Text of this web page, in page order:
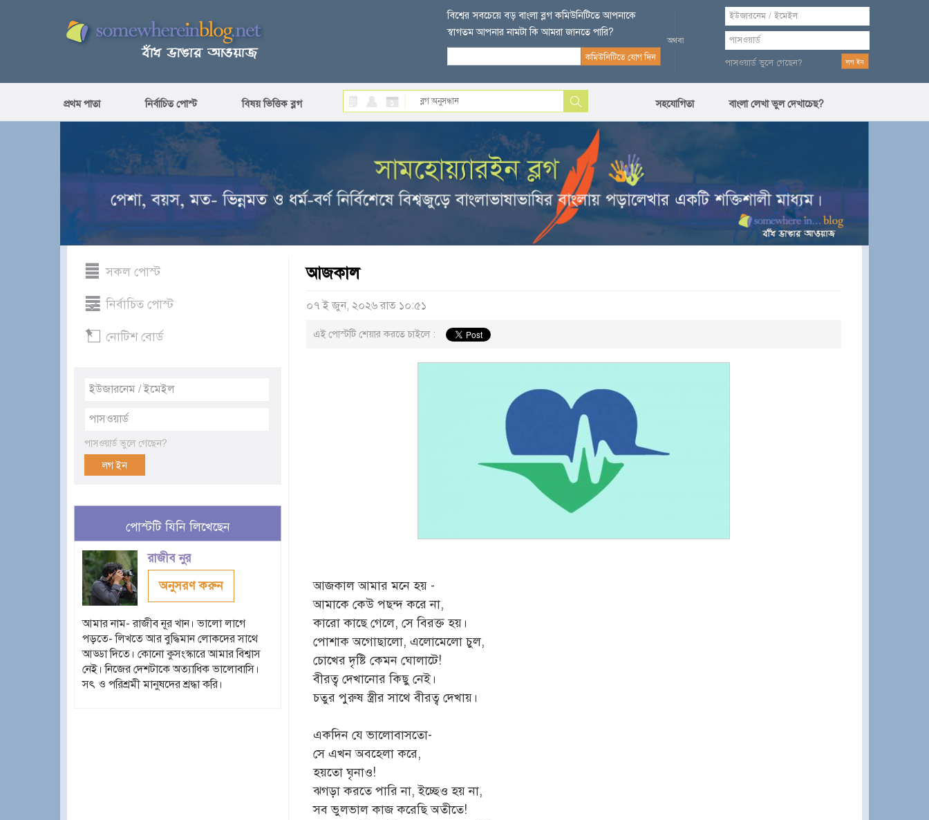
বিশ্বের সবচেয়ে বড় বাংলা ব্লগ কমিউনিটিতে আপনাকে
স্বাগতম আপনার নামটা কি আমরা জানতে পারি?
পাসওয়ার্ড ভুলে গেছেন?
প্রথম পাতা নির্বাচিত পোস্ট বিষয় ভিত্তিক ব্লগ সহযোগিতা বাংলা লেখা ভুল দেখাচেছ?
সকল পোস্ট
নির্বাচিত পোস্ট
নোটিশ বোর্ড
পাসওয়ার্ড ভুলে গেছেন?
পোস্টটি যিনি লিখেছেন
রাজীব নুর
অনুসরণ করুন
আমার নাম- রাজীব নূর খান। ভালো লাগে
পড়তে- লিখতে আর বুদ্ধিমান লোকদের সাথে
আড্ডা দিতে। কোনো কুসংস্কারে আমার বিশ্বাস
নেই। নিজের দেশটাকে অত্যাধিক ভালোবাসি।
সৎ ও পরিশ্রমী মানুষদের শ্রদ্ধা করি।
আজকাল
০৭ ই জুন, ২০২৬ রাত ১০:৫১
এই পোস্টটি শেয়ার করতে চাইলে :
আজকাল আমার মনে হয় -
আমাকে কেউ পছন্দ করে না,
কারো কাছে গেলে, সে বিরক্ত হয়।
পোশাক অগোছালো, এলোমেলো চুল,
চোখের দৃষ্টি কেমন ঘোলাটে!
বীরত্ব দেখানোর কিছু নেই।
চতুর পুরুষ স্ত্রীর সাথে বীরত্ব দেখায়।
একদিন যে ভালোবাসতো-
সে এখন অবহেলা করে,
হয়তো ঘৃনাও!
ঝগড়া করতে পারি না, ইচ্ছেও হয় না,
সব ভুলভাল কাজ করেছি অতীতে!